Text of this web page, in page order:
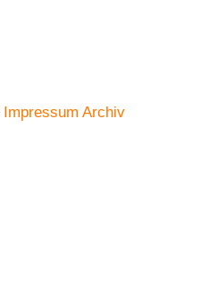
Impressum Archiv